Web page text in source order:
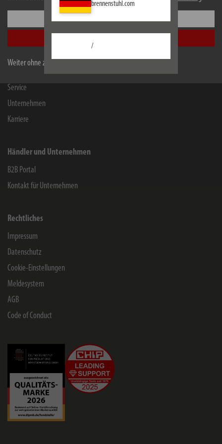
Weiter ohne zu akzeptieren
brennenstuhl.com
/
Informationen
Herstellergarantie
Service
Unternehmen
Karriere
Händler und Unternehmen
B2B Portal
Kontakt für Unternehmen
Rechtliches
Impressum
Datenschutz
Cookie-Einstellungen
Meldesystem
AGB
Code of Conduct